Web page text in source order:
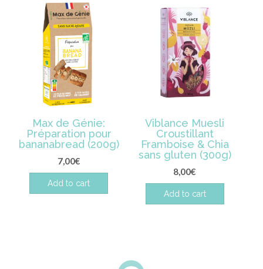
Max de Génie:
Préparation pour
bananabread (200g)
7,00€
Add to cart
Viblance Muesli
Croustillant
Framboise & Chia
sans gluten (300g)
8,00€
Add to cart